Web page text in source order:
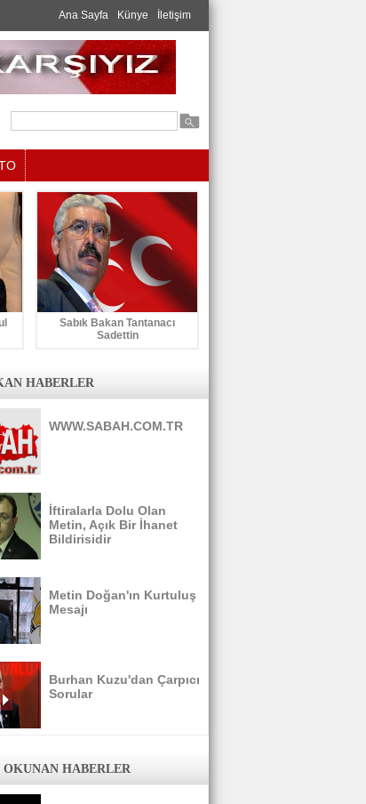
Ana Sayfa Künye İletişim
Sabık Bakan Tantanacı
Sadettin
HABERLER
WWW.SABAH.COM.TR
İftiralarla Dolu Olan
Metin, Açık Bir İhanet
Bildirisidir
Metin Doğan'ın Kurtuluş
Mesajı
Burhan Kuzu'dan Çarpıcı
Sorular
OKUNAN HABERLER